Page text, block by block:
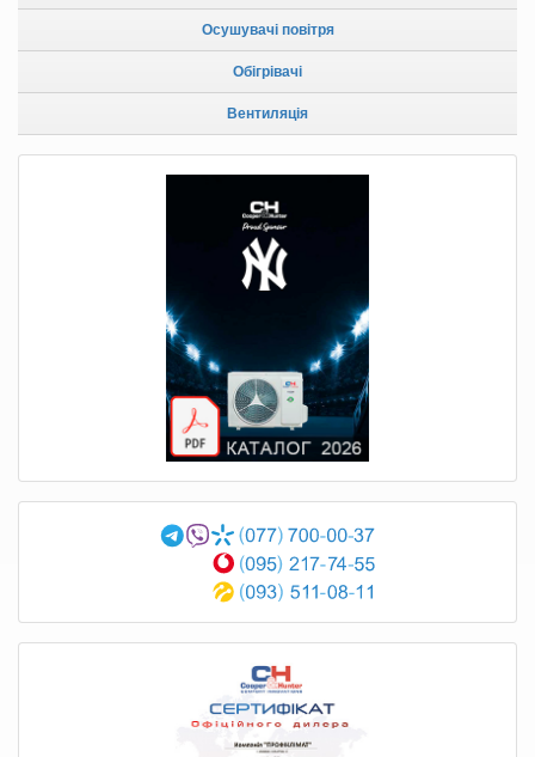
Осушувачі повітря
Обігрівачі
Вентиляція